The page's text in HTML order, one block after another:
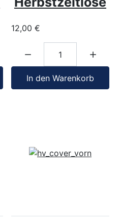
12,00 €
In den Warenkorb